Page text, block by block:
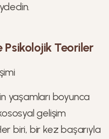
Psikolojik Teoriler
yaşamları boyunca
gelişim
biri, bir kez başarıyla